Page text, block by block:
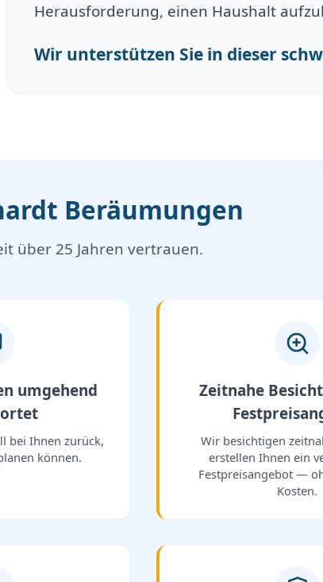
Herausforderung, einen Haushalt
Wir unterstützen Sie in dieser
Beräumungen
über 25 Jahren vertrauen.
umgehend
bei Ihnen zurück,
können.
Zeitnahe
Wir besichtigen
erstellen Ihnen ein
Festpreisangebot —
Kosten.